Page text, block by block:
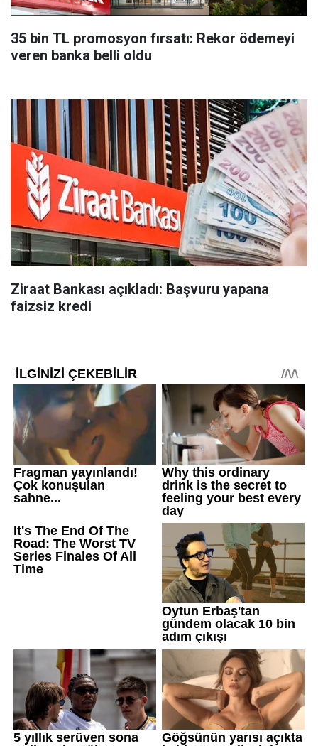
35 bin TL promosyon fırsatı: Rekor ödemeyi
veren banka belli oldu
Ziraat Bankası açıkladı: Başvuru yapana
faizsiz kredi